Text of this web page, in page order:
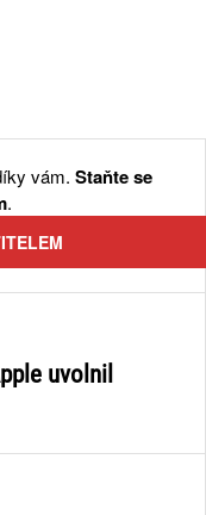
vám. Staňte se
.
uvolnil